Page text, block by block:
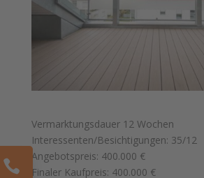
Ver­mark­tungs­dau­er 12 Wochen
Interessenten/Besichtigungen: 35/12
Ange­bots­preis: 400.000 €
Fina­ler Kauf­preis: 400.000 €